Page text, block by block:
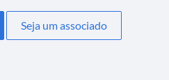
Seja um associado